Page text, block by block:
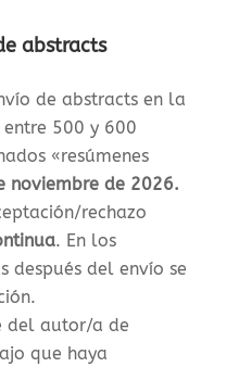
abstracts
de abstracts en la
500 y 600
«resúmenes
noviembre de 2026.
rechazo
. En los
después del envío se
del autor/a de
que haya